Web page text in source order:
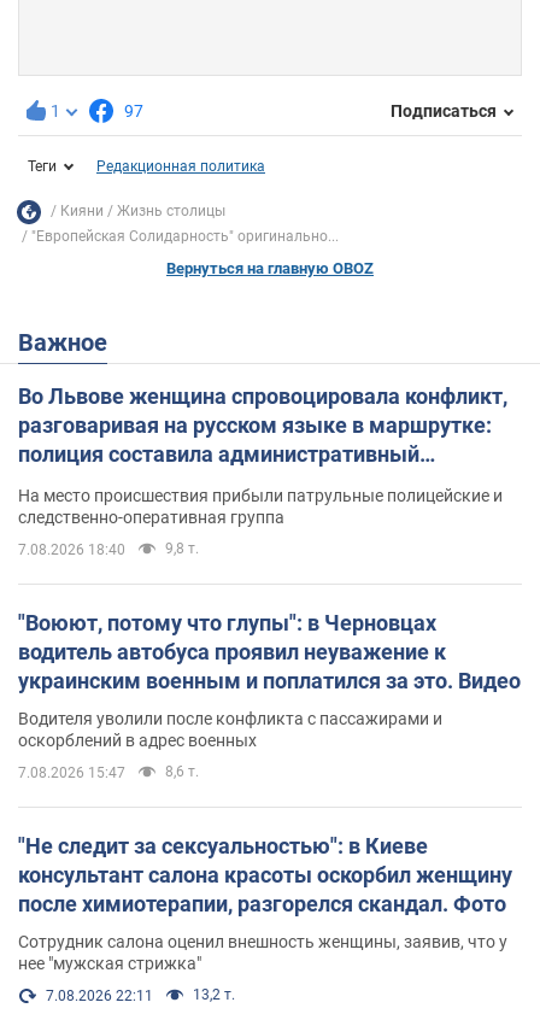
1 97 Подписаться
Теги Редакционная политика
Кияни
Жизнь столицы
"Европейская Солидарность" оригинально...
Вернуться на главную OBOZ
Важное
Во Львове женщина спровоцировала конфликт,
разговаривая на русском языке в маршрутке:
полиция составила административный
На место происшествия прибыли патрульные полицейские и
следственно-оперативная группа
7.08.2026 18:40 9,8 т.
"Воюют, потому что глупы": в Черновцах
водитель автобуса проявил неуважение к
украинским военным и поплатился за это. Видео
Водителя уволили после конфликта с пассажирами и
оскорблений в адрес военных
7.08.2026 15:47 8,6 т.
"Не следит за сексуальностью": в Киеве
консультант салона красоты оскорбил женщину
после химиотерапии, разгорелся скандал. Фото
Сотрудник салона оценил внешность женщины, заявив, что у
нее "мужская стрижка"
7.08.2026 22:11 13,2 т.